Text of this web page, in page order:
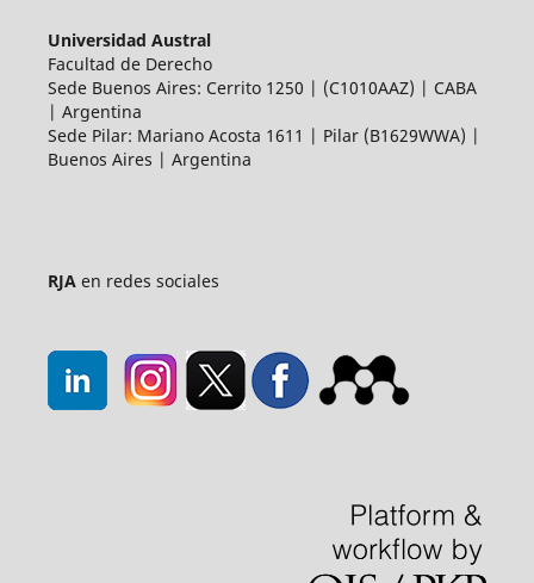
Universidad Austral
Facultad de Derecho
Sede Buenos Aires: Cerrito 1250 | (C1010AAZ) | CABA
| Argentina
Sede Pilar: Mariano Acosta 1611 | Pilar (B1629WWA) |
Buenos Aires | Argentina
RJAen redes sociales